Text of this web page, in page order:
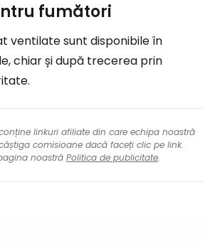
fumători
ventilate sunt disponibile în
chiar și după trecerea prin
linkuri afiliate din care echipa noastră
comisioane dacă faceți clic pe link.
noastră Politica de publicitate.